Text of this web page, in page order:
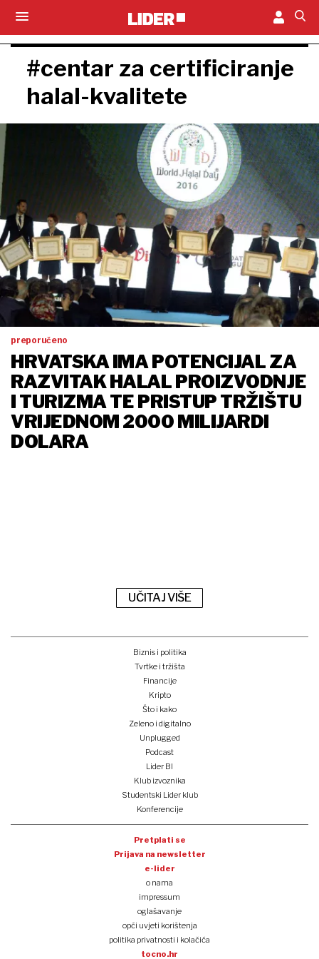
#centar za certificiranje
halal-kvalitete
preporučeno
HRVATSKA IMA POTENCIJAL ZA
RAZVITAK HALAL PROIZVODNJE
I TURIZMA TE PRISTUP TRŽIŠTU
VRIJEDNOM 2000 MILIJARDI
DOLARA
UČITAJ VIŠE
Biznis i politika
Tvrtke i tržišta
Financije
Kripto
Što i kako
Zeleno i digitalno
Unplugged
Podcast
Lider BI
Klub izvoznika
Studentski Lider klub
Konferencije
Pretplati se
Prijava na newsletter
e-lider
o nama
impressum
oglašavanje
opći uvjeti korištenja
politika privatnosti i kolačića
tocno.hr